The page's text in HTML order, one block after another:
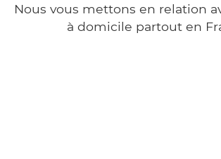
Nous vous mettons en relation
à domicile partout en